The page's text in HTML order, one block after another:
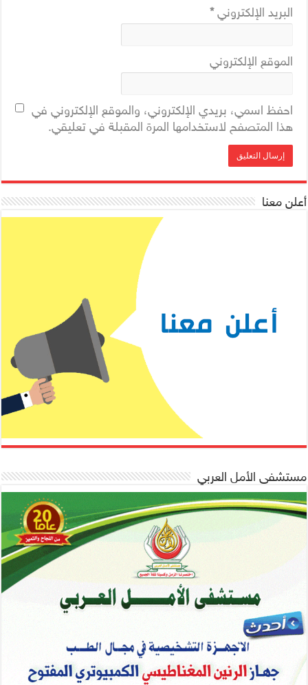
البريد الإلكتروني*
الموقع الإلكتروني
احفظ اسمي، بريدي الإلكتروني، والموقع الإلكتروني في
هذا المتصفح لاستخدامها المرة المقبلة في تعليقي.
أعلن معنا
مستشفى الأمل العربي